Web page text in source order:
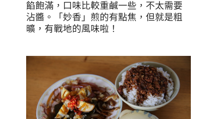
餡飽滿，口味比較重鹹一些，不太需要
沾醬。「妙香」煎的有點焦，但就是粗
曠，有戰地的風味啦！